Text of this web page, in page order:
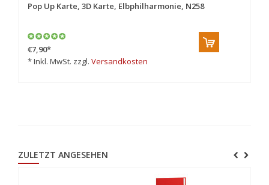
Pop Up Karte, 3D Karte, Elbphilharmonie, N258
€7,90*
* Inkl. MwSt. zzgl. Versandkosten
ZULETZT ANGESEHEN